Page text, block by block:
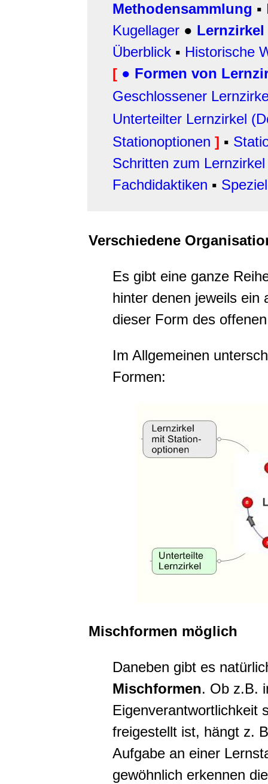
Methodensammlung ▪
Kugellager ●
Überblick ▪ Historische
[ ● Formen von
Geschlossener
Unterteilter Lernzirkel
Stationoptionen ] ▪
Schritten zum Lernzirkel
Fachdidaktiken ▪
Verschiedene
Es gibt eine ganze
hinter denen jeweils ein
dieser Form des
Im Allgemeinen
Formen:
Mischformen möglich
Daneben gibt es
Mischformen. Ob z.B.
Eigenverantwortlichkeit
freigestellt ist, hängt z.
Aufgabe an einer
gewöhnlich erkennen